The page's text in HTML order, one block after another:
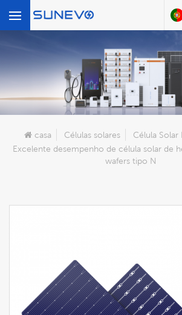
O Que Você Está
casa Células solares Célula Solar
Excelente desempenho de célula solar de
wafers tipo N